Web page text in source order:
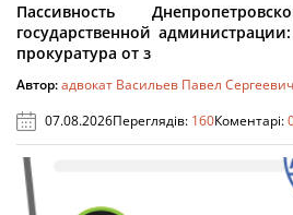
Пассивность
государственной
прокуратура от з
Автор:адвокат Васильев Павел Сергеевич
07.08.2026Переглядів: 160Коментарі: